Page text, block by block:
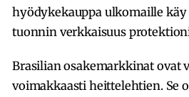
hyödykekauppa ulkomaille käy
tuonnin verkkaisuus
Brasilian osakemarkkinat ovat
voimakkaasti heittelehtien. Se